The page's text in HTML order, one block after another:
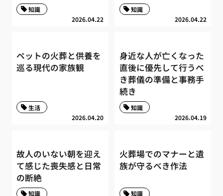
2026.04.22
知識
2026.04.22
知識
ペットの火葬と供養を
巡る現代の家族観
2026.04.20
生活
身近な人が亡くなった
直後に優先して行うべ
き葬儀の準備と事務手
続き
2026.04.19
知識
故人のいない朝を迎え
て感じた喪失感と日常
の断絶
知識
火葬場でのマナーと遺
族が守るべき作法
知識